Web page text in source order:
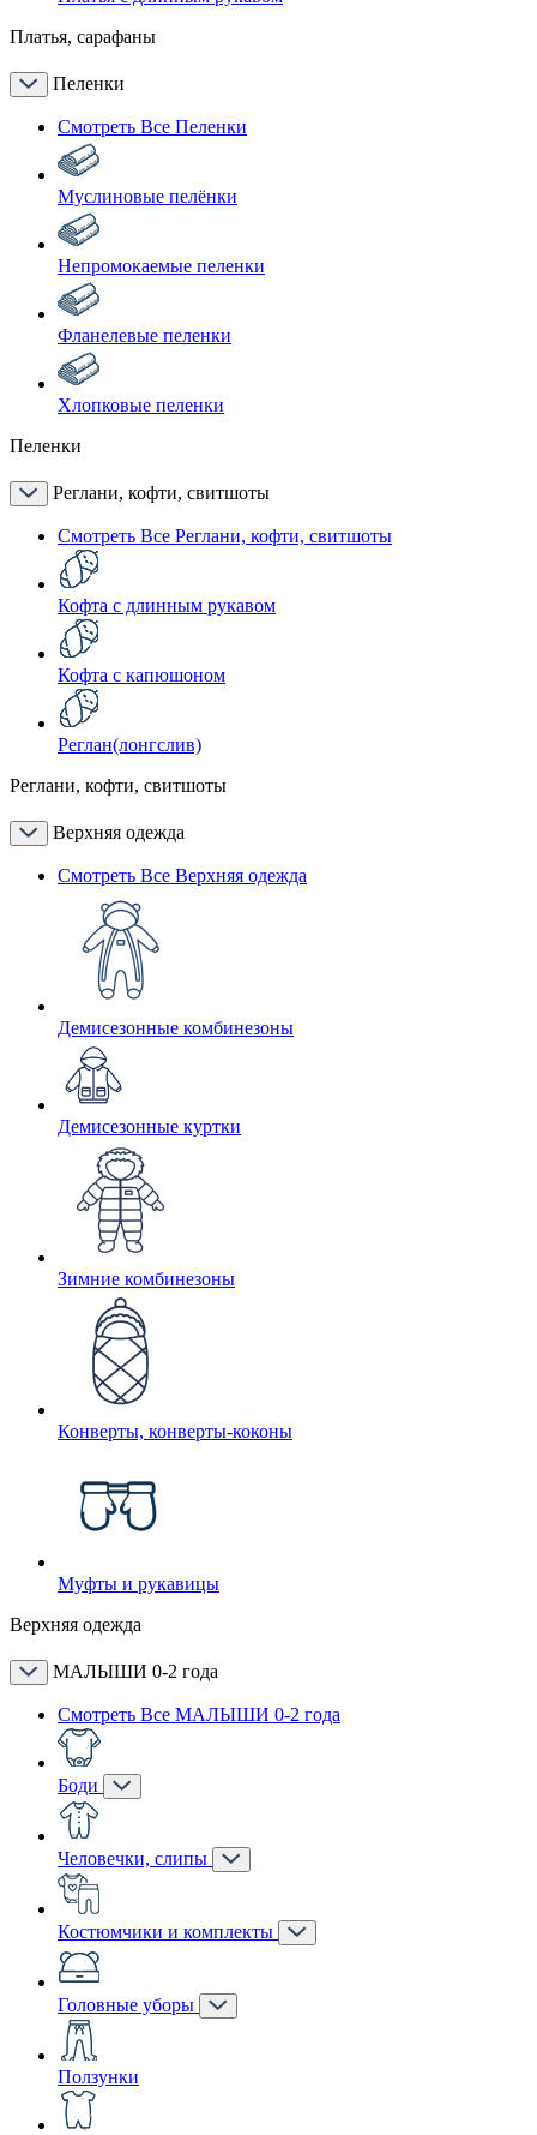
Платья, сарафаны
Пеленки
Смотреть Все Пеленки
Муслиновые пелёнки
Непромокаемые пеленки
Фланелевые пеленки
Хлопковые пеленки
Пеленки
Реглани, кофти, свитшоты
Смотреть Все Реглани, кофти, свитшоты
Кофта с длинным рукавом
Кофта с капюшоном
Реглан(лонгслив)
Реглани, кофти, свитшоты
Верхняя одежда
Смотреть Все Верхняя одежда
Демисезонные комбинезоны
Демисезонные куртки
Зимние комбинезоны
Конверты, конверты-коконы
Муфты и рукавицы
Верхняя одежда
МАЛЫШИ 0-2 года
Смотреть Все МАЛЫШИ 0-2 года
Боди
Человечки, слипы
Костюмчики и комплекты
Головные уборы
Ползунки